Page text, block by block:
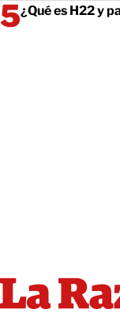
¿Qué es H22 y